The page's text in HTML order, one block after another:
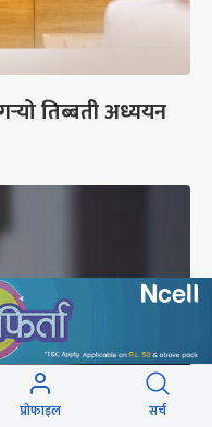
तिब्बती अध्ययन
प्रोफाइल सर्च